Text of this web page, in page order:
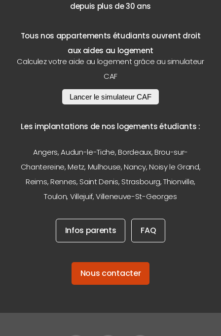
depuis plus de 30 ans
Tous nos appartements étudiants ouvrent droit
aux aides au logement
Calculez votre aide au logement grâce au simulateur
CAF
Lancer le simulateur CAF
Les implantations de nos logements étudiants :
Angers,Audun-le-Tiche,Bordeaux,Brou-sur-
Chantereine,Metz, Mulhouse,Nancy,Noisy le Grand,
Reims,Rennes, Saint Denis, Strasbourg,Thionville,
Toulon, Villejuif,Villeneuve-St-Georges
Infos parents FAQ
Nous contacter